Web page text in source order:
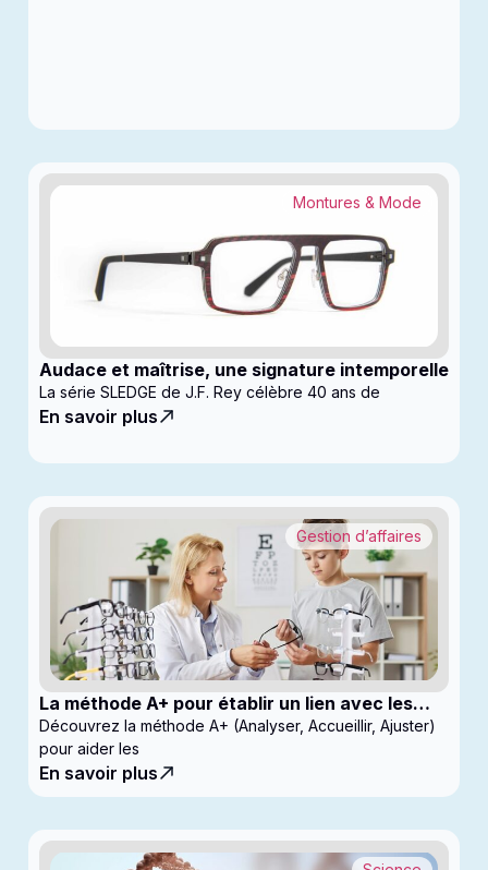
Audace et maîtrise, une signature intemporelle
Montures & Mode
La série SLEDGE de J.F. Rey célèbre 40 ans de
En savoir plus
La méthode A+ pour établir un lien avec les
enfants en clinique
Gestion d’affaires
Découvrez la méthode A+ (Analyser, Accueillir, Ajuster)
pour aider les
En savoir plus